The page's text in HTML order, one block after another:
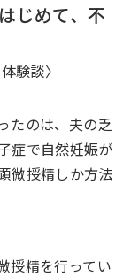
じめて、不
験談〉
たのは、夫の乏
症で自然妊娠が
微授精しか方法
授精を行ってい